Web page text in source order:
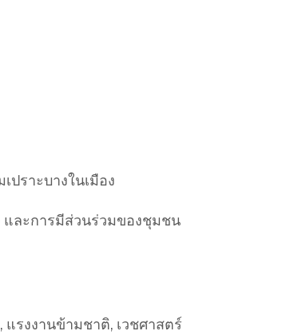
ราะบางในเมือง
ละการมีส่วนร่วมของชุมชน
, แรงงานข้ามชาติ, เวชศาสตร์